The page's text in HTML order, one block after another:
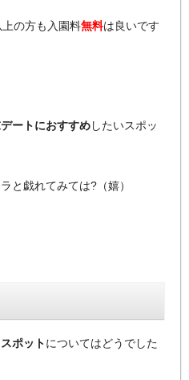
の方も入園料無料は良いです
ートにおすすめしたいスポッ
と戯れてみては?（嬉）
ポットについてはどうでした